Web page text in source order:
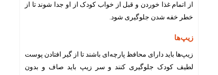
از اتمام غذا خوردن و قبل از خواب کودک از او جدا شوند تا از
خطر خفه شدن جلوگیری شود.
زیپ‌ها
زیپ‌ها باید دارای محافظ پارچه‌ای باشند تا از گیر افتادن پوست
لطیف کودک جلوگیری کنند و سر زیپ باید صاف و بدون